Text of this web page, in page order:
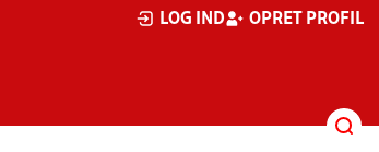
LOG IND OPRET PROFIL